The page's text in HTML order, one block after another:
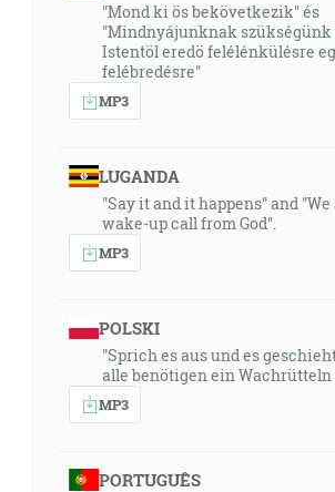
"Mond ki ös bekövetkezik" és
"Mindnyájunknak szükségünk
Istentöl eredö felélénkülésre
felébredésre"
MP3
LUGANDA
"Say it and it happens" and "We
wake-up call from God".
MP3
POLSKI
"Sprich es aus und es
alle benötigen ein Wachrütteln
MP3
PORTUGUÊS